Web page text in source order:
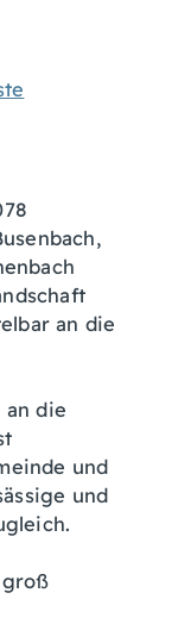
an die
an die
und
und